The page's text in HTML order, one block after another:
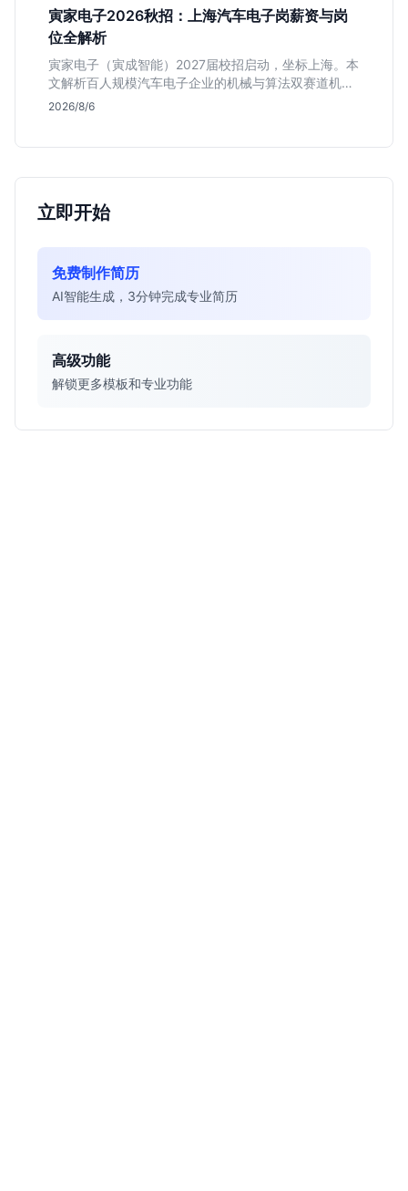
寅家电子2026秋招：上海汽车电子岗薪资与岗
位全解析
寅家电子（寅成智能）2027届校招启动，坐标上海。本
文解析百人规模汽车电子企业的机械与算法双赛道机
会，分析薪资面议背后的含金量及应届生成长路径，助
2026/8/6
立即开始
免费制作简历
AI智能生成，3分钟完成专业简历
高级功能
解锁更多模板和专业功能